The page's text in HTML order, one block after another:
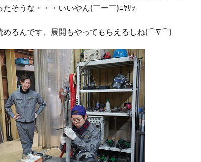
たそうな・・・いいやん(￣ー￣)ﾆﾔﾘｯ
めるんです、展開もやってもらえるしね(⌒∇⌒)